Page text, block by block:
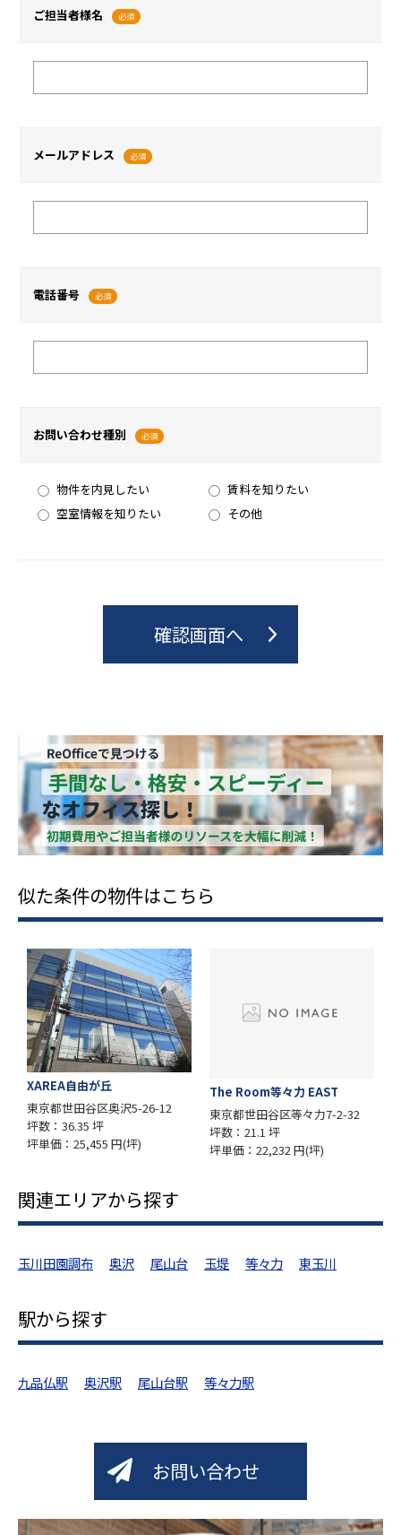
ご担当者様名 必須
メールアドレス 必須
電話番号 必須
お問い合わせ種別 必須
物件を内見したい
賃料を知りたい
空室情報を知りたい
その他
似た条件の物件はこちら
XAREA自由が丘
東京都世田谷区奥沢5-26-12
坪数：36.35 坪
坪単価：25,455 円(坪)
The Room等々力 EAST
東京都世田谷区等々力7-2-32
坪数：21.1 坪
坪単価：22,232 円(坪)
関連エリアから探す
玉川田園調布 奥沢 尾山台 玉堤 等々力 東玉川
駅から探す
九品仏駅 奥沢駅 尾山台駅 等々力駅
お問い合わせ